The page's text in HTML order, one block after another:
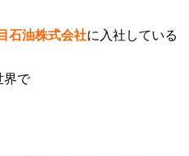
石油株式会社に入社している
界で